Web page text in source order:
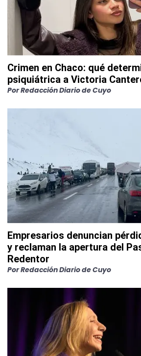
Crimen en Chaco: qué
psiquiátrica a Victoria
PorRedacción Diario de Cuyo
Empresarios denuncian
y reclaman la apertura del
Redentor
PorRedacción Diario de Cuyo